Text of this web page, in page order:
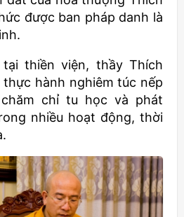
được ban pháp danh là
thiền viện, thầy Thích
hành nghiêm túc nếp
chỉ tu học và phát
nhiều hoạt động, thời